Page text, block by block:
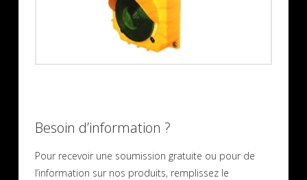
Besoin d’information ?
Pour recevoir une soumission gratuite ou pour de
l’information sur nos produits, remplissez le